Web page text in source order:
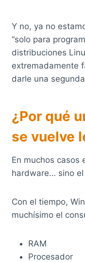
Y no, ya no
“solo para
distribuciones
extremadamente
darle una
¿Por qué
se vuelve
En muchos casos
hardware… sino
Con el tiempo,
muchísimo el
RAM
Procesador